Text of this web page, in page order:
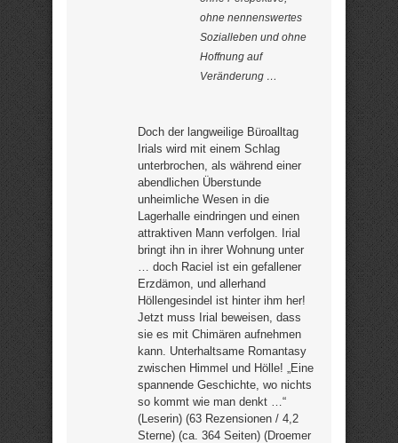
ohne nennenswertes
Sozialleben und ohne
Hoffnung auf
Veränderung …
Doch der langweilige Büroalltag
Irials wird mit einem Schlag
unterbrochen, als während einer
abendlichen Überstunde
unheimliche Wesen in die
Lagerhalle eindringen und einen
attraktiven Mann verfolgen. Irial
bringt ihn in ihrer Wohnung unter
… doch Raciel ist ein gefallener
Erzdämon, und allerhand
Höllengesindel ist hinter ihm her!
Jetzt muss Irial beweisen, dass
sie es mit Chimären aufnehmen
kann. Unterhaltsame Romantasy
zwischen Himmel und Hölle! „Eine
spannende Geschichte, wo nichts
so kommt wie man denkt …“
(Leserin) (63 Rezensionen / 4,2
Sterne) (ca. 364 Seiten) (Droemer